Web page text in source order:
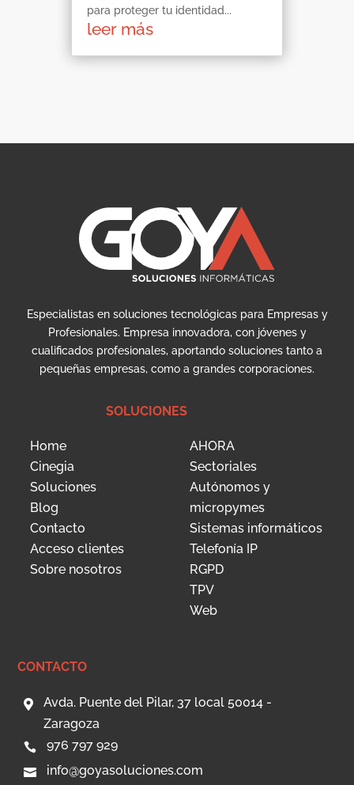
para proteger tu identidad...
leer más
Especialistas en soluciones tecnológicas para Empresas y
Profesionales. Empresa innovadora, con jóvenes y
cualificados profesionales, aportando soluciones tanto a
pequeñas empresas, como a grandes corporaciones.
SOLUCIONES
Home
Cinegia
Soluciones
Blog
Contacto
Acceso clientes
Sobre nosotros
AHORA
Sectoriales
Autónomos y
micropymes
Sistemas informáticos
Telefonía IP
RGPD
TPV
Web
CONTACTO

Avda. Puente del Pilar, 37 local 50014 -
Zaragoza
 976 797 929
 info@goyasoluciones.com